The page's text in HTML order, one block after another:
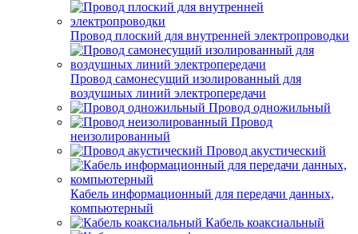
Провод плоский для внутренней электропроводки
Провод самонесущий изолированный для
воздушных линий электропередачи
Провод одножильный
Провод
неизолированный
Провод акустический
Кабель информационный для передачи данных,
компьютерный
Кабель коаксиальный